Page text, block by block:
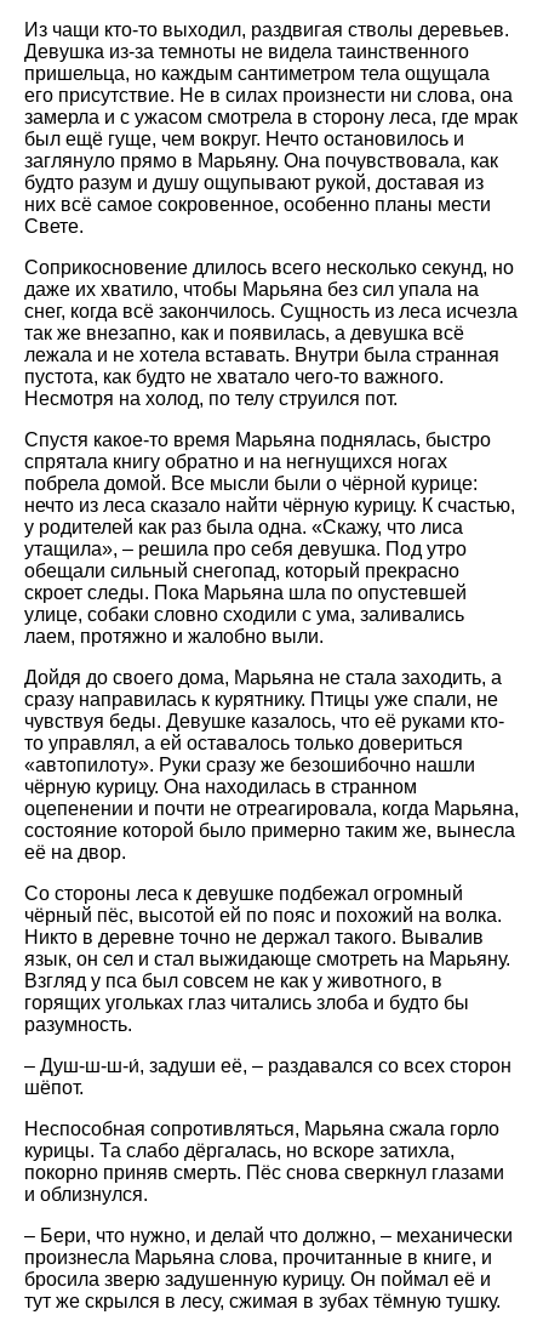
Из чащи кто-то выходил, раздвигая стволы деревьев.
Девушка из-за темноты не видела таинственного
пришельца, но каждым сантиметром тела ощущала
его присутствие. Не в силах произнести ни слова, она
замерла и с ужасом смотрела в сторону леса, где мрак
был ещё гуще, чем вокруг. Нечто остановилось и
заглянуло прямо в Марьяну. Она почувствовала, как
будто разум и душу ощупывают рукой, доставая из
них всё самое сокровенное, особенно планы мести
Свете.
Соприкосновение длилось всего несколько секунд, но
даже их хватило, чтобы Марьяна без сил упала на
снег, когда всё закончилось. Сущность из леса исчезла
так же внезапно, как и появилась, а девушка всё
лежала и не хотела вставать. Внутри была странная
пустота, как будто не хватало чего-то важного.
Несмотря на холод, по телу струился пот.
Спустя какое-то время Марьяна поднялась, быстро
спрятала книгу обратно и на негнущихся ногах
побрела домой. Все мысли были о чёрной курице:
нечто из леса сказало найти чёрную курицу. К счастью,
у родителей как раз была одна. «Скажу, что лиса
утащила», – решила про себя девушка. Под утро
обещали сильный снегопад, который прекрасно
скроет следы. Пока Марьяна шла по опустевшей
улице, собаки словно сходили с ума, заливались
лаем, протяжно и жалобно выли.
Дойдя до своего дома, Марьяна не стала заходить, а
сразу направилась к курятнику. Птицы уже спали, не
чувствуя беды. Девушке казалось, что её руками кто-
то управлял, а ей оставалось только довериться
«автопилоту». Руки сразу же безошибочно нашли
чёрную курицу. Она находилась в странном
оцепенении и почти не отреагировала, когда Марьяна,
состояние которой было примерно таким же, вынесла
её на двор.
Со стороны леса к девушке подбежал огромный
чёрный пёс, высотой ей по пояс и похожий на волка.
Никто в деревне точно не держал такого. Вывалив
язык, он сел и стал выжидающе смотреть на Марьяну.
Взгляд у пса был совсем не как у животного, в
горящих угольках глаз читались злоба и будто бы
разумность.
– Душ-ш-ш-и́, задуши её, – раздавался со всех сторон
шёпот.
Неспособная сопротивляться, Марьяна сжала горло
курицы. Та слабо дёргалась, но вскоре затихла,
покорно приняв смерть. Пёс снова сверкнул глазами
и облизнулся.
– Бери, что нужно, и делай что должно, – механически
произнесла Марьяна слова, прочитанные в книге, и
бросила зверю задушенную курицу. Он поймал её и
тут же скрылся в лесу, сжимая в зубах тёмную тушку.